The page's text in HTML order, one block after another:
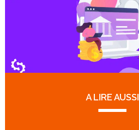
A LIRE AUSSI